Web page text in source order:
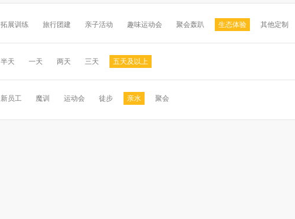
拓展训练 旅行团建 亲子活动 趣味运动会 聚会轰趴 生态体验 其他定制
半天 一天 两天 三天 五天及以上
新员工 魔训 运动会 徒步 亲水 聚会